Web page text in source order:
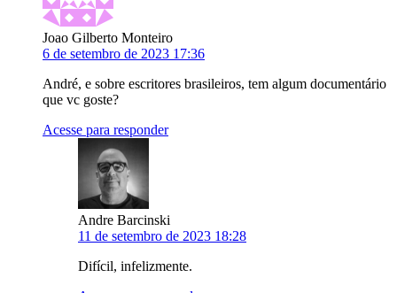
Joao Gilberto Monteiro
6 de setembro de 2023 17:36
André, e sobre escritores brasileiros, tem algum documentário
que vc goste?
Acesse para responder
Andre Barcinski
11 de setembro de 2023 18:28
Difícil, infelizmente.